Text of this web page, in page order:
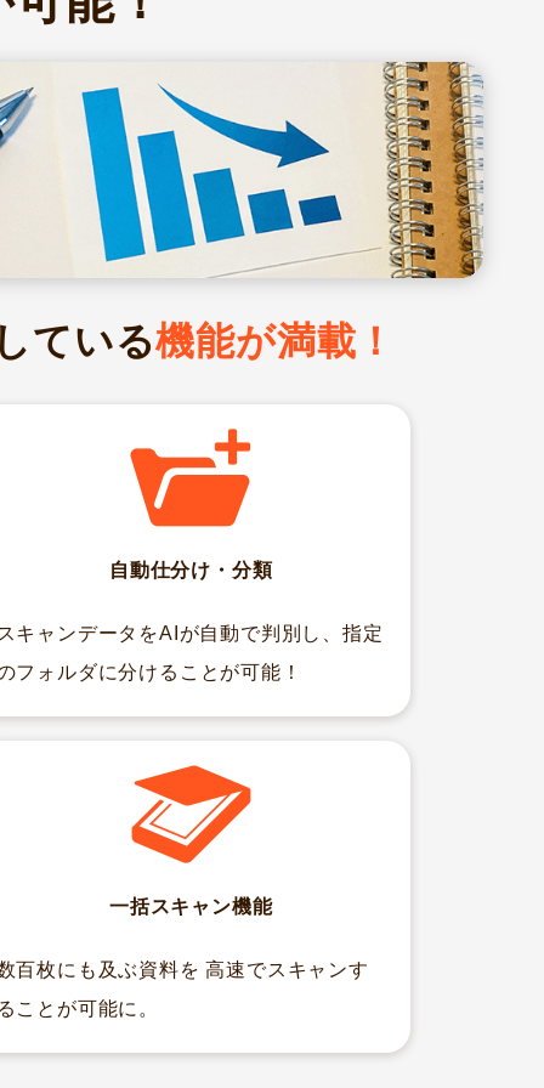
ている機能が満載！
自動仕分け・分類
キャンデータをAIが自動で判別し、指定
フォルダに分けることが可能！
一括スキャン機能
百枚にも及ぶ資料を 高速でスキャンす
ことが可能に。